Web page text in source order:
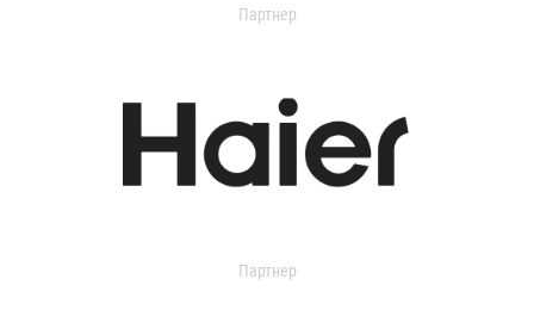
Партнер
Партнер